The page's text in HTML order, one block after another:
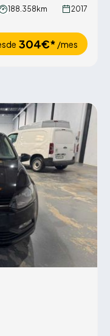
188.358km 2017
304€* /mes